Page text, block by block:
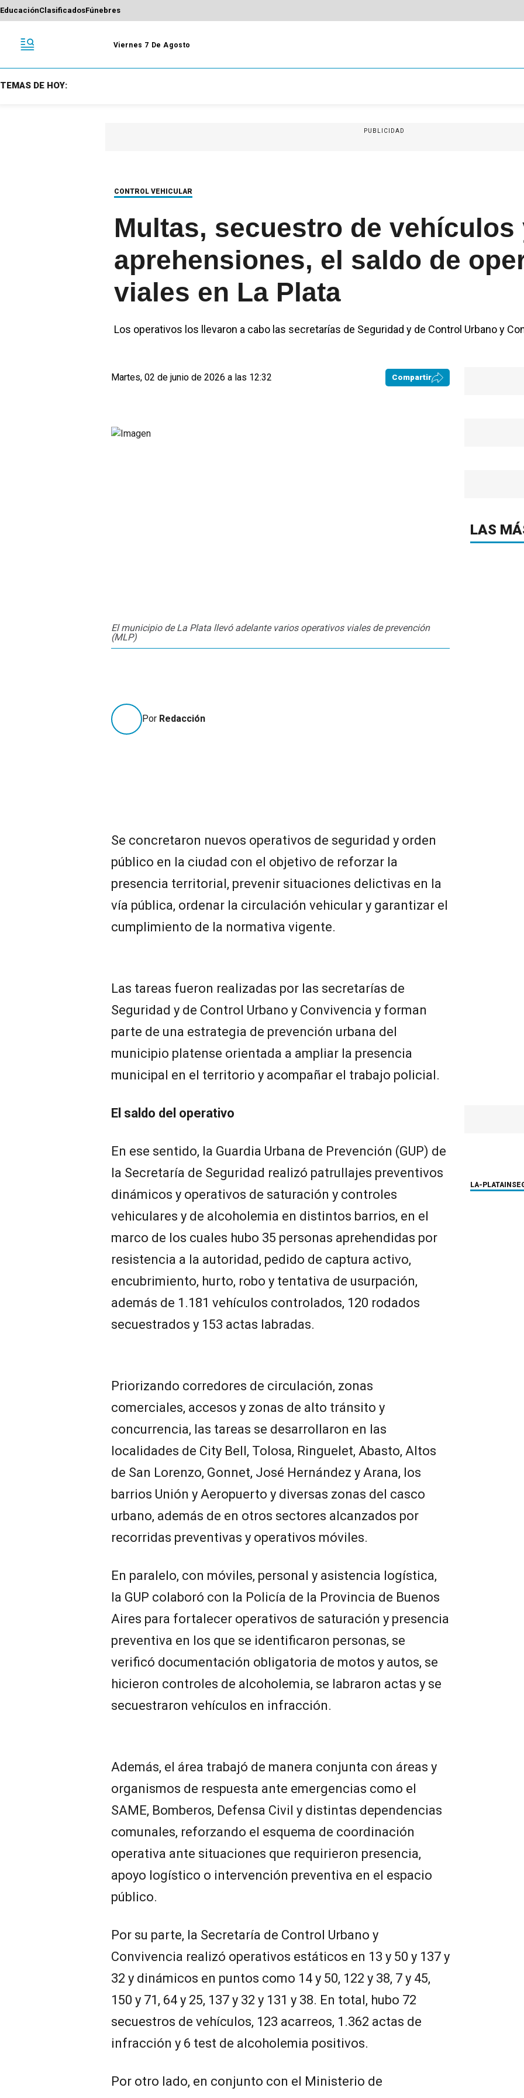
EducaciónClasificadosFúnebres
Viernes 7 De Agosto
TEMAS DE HOY:
PUBLICIDAD
CONTROL VEHICULAR
Multas, secuestro de vehículos
aprehensiones, el saldo de
viales en La Plata
Los operativos los llevaron a cabo las secretarías de Seguridad y de Control Urbano y
Martes, 02 de junio de 2026 a las 12:32 Compartir
El municipio de La Plata llevó adelante varios operativos viales de prevención
(MLP)
Por Redacción
Se concretaron nuevos operativos de seguridad y orden
público en la ciudad con el objetivo de reforzar la
presencia territorial, prevenir situaciones delictivas en la
vía pública, ordenar la circulación vehicular y garantizar el
cumplimiento de la normativa vigente.
Las tareas fueron realizadas por las secretarías de
Seguridad y de Control Urbano y Convivencia y forman
parte de una estrategia de prevención urbana del
municipio platense orientada a ampliar la presencia
municipal en el territorio y acompañar el trabajo policial.
El saldo del operativo
En ese sentido, la Guardia Urbana de Prevención (GUP) de
la Secretaría de Seguridad realizó patrullajes preventivos
dinámicos y operativos de saturación y controles
vehiculares y de alcoholemia en distintos barrios, en el
marco de los cuales hubo 35 personas aprehendidas por
resistencia a la autoridad, pedido de captura activo,
encubrimiento, hurto, robo y tentativa de usurpación,
además de 1.181 vehículos controlados, 120 rodados
secuestrados y 153 actas labradas.
Priorizando corredores de circulación, zonas
comerciales, accesos y zonas de alto tránsito y
concurrencia, las tareas se desarrollaron en las
localidades de City Bell, Tolosa, Ringuelet, Abasto, Altos
de San Lorenzo, Gonnet, José Hernández y Arana, los
barrios Unión y Aeropuerto y diversas zonas del casco
urbano, además de en otros sectores alcanzados por
recorridas preventivas y operativos móviles.
En paralelo, con móviles, personal y asistencia logística,
la GUP colaboró con la Policía de la Provincia de Buenos
Aires para fortalecer operativos de saturación y presencia
preventiva en los que se identificaron personas, se
verificó documentación obligatoria de motos y autos, se
hicieron controles de alcoholemia, se labraron actas y se
secuestraron vehículos en infracción.
Además, el área trabajó de manera conjunta con áreas y
organismos de respuesta ante emergencias como el
SAME, Bomberos, Defensa Civil y distintas dependencias
comunales, reforzando el esquema de coordinación
operativa ante situaciones que requirieron presencia,
apoyo logístico o intervención preventiva en el espacio
público.
Por su parte, la Secretaría de Control Urbano y
Convivencia realizó operativos estáticos en 13 y 50 y 137 y
32 y dinámicos en puntos como 14 y 50, 122 y 38, 7 y 45,
150 y 71, 64 y 25, 137 y 32 y 131 y 38. En total, hubo 72
secuestros de vehículos, 123 acarreos, 1.362 actas de
infracción y 6 test de alcoholemia positivos.
Por otro lado, en conjunto con el Ministerio de
LAS
LA-PLATA